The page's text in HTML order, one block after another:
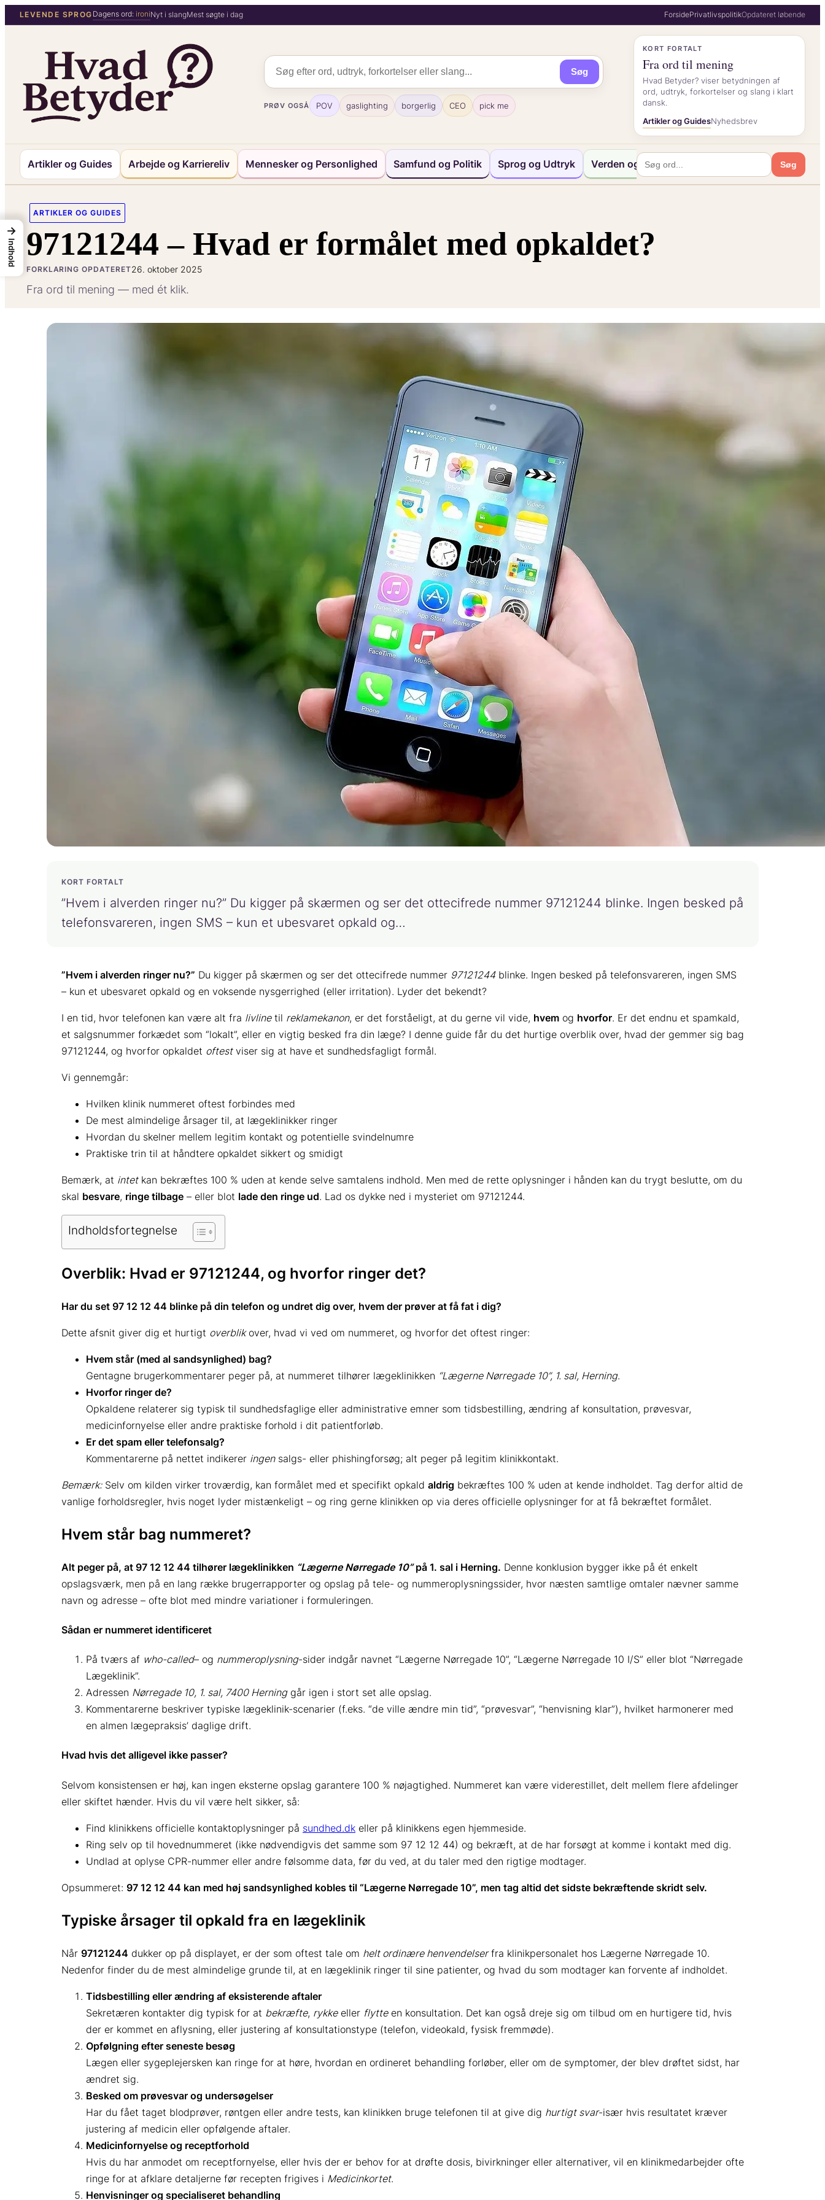
Spring
til
LEVENDE SPROG Dagens ord: ironiNyt i slangMest søgte i dag ForsidePrivatlivspolitikOpdateret løbende
Søg
PRØV OGSÅ POV gaslighting borgerlig CEO pick me
KORT FORTALT
Fra ord til mening
Hvad Betyder? viser betydningen af
ord, udtryk, forkortelser og slang i klart
dansk.
Artikler og GuidesNyhedsbrev
Artikler og Guides Arbejde og Karriereliv Mennesker og Personlighed Samfund og Politik Sprog og Udtryk Verden og Kultur Søg
ARTIKLER OG GUIDES
97121244 – Hvad er formålet med opkaldet?
FORKLARING OPDATERET26. oktober 2025
Fra ord til mening — med ét klik.
KORT FORTALT
”Hvem i alverden ringer nu?” Du kigger på skærmen og ser det ottecifrede nummer 97121244 blinke. Ingen besked på
telefonsvareren, ingen SMS – kun et ubesvaret opkald og…
”Hvem i alverden ringer nu?” Du kigger på skærmen og ser det ottecifrede nummer 97121244blinke. Ingen besked på telefonsvareren, ingen SMS
– kun et ubesvaret opkald og en voksende nysgerrighed (eller irritation). Lyder det bekendt?
I en tid, hvor telefonen kan være alt fra livlinetil reklamekanon, er det forståeligt, at du gerne vil vide, hvem og hvorfor. Er det endnu et spamkald,
et salgsnummer forkædet som “lokalt”, eller en vigtig besked fra din læge? I denne guide får du det hurtige overblik over, hvad der gemmer sig bag
97121244, og hvorfor opkaldet oftestviser sig at have et sundhedsfagligt formål.
Vi gennemgår:
Hvilken klinik nummeret oftest forbindes med
De mest almindelige årsager til, at lægeklinikker ringer
Hvordan du skelner mellem legitim kontakt og potentielle svindelnumre
Praktiske trin til at håndtere opkaldet sikkert og smidigt
Bemærk, at intetkan bekræftes 100 % uden at kende selve samtalens indhold. Men med de rette oplysninger i hånden kan du trygt beslutte, om du
skal besvare, ringe tilbage – eller blot lade den ringe ud. Lad os dykke ned i mysteriet om 97121244.
Indholdsfortegnelse
Overblik: Hvad er 97121244, og hvorfor ringer det?
Har du set 97 12 12 44 blinke på din telefon og undret dig over, hvem der prøver at få fat i dig?
Dette afsnit giver dig et hurtigt overblikover, hvad vi ved om nummeret, og hvorfor det oftest ringer:
Hvem står (med al sandsynlighed) bag?
Gentagne brugerkommentarer peger på, at nummeret tilhører lægeklinikken “Lægerne Nørregade 10”, 1. sal, Herning.
Hvorfor ringer de?
Opkaldene relaterer sig typisk til sundheds­faglige eller administrative emner som tidsbestilling, ændring af konsultation, prøvesvar,
medicinfornyelse eller andre praktiske forhold i dit patientforløb.
Er det spam eller telefonsalg?
Kommentarerne på nettet indikerer ingensalgs- eller phishing­forsøg; alt peger på legitim klinik­kontakt.
Bemærk:Selv om kilden virker troværdig, kan formålet med et specifikt opkald aldrig bekræftes 100 % uden at kende indholdet. Tag derfor altid de
vanlige forholdsregler, hvis noget lyder mistænkeligt – og ring gerne klinikken op via deres officielle oplysninger for at få bekræftet formålet.
Hvem står bag nummeret?
Alt peger på, at 97 12 12 44 tilhører lægeklinikken “Lægerne Nørregade 10”på 1. sal i Herning. Denne konklusion bygger ikke på ét enkelt
opslagsværk, men på en lang række brugerrapporter og opslag på tele- og nummeroplysningssider, hvor næsten samtlige omtaler nævner samme
navn og adresse – ofte blot med mindre variationer i formuleringen.
Sådan er nummeret identificeret
På tværs af who-called– og nummeroplysning-sider indgår navnet “Lægerne Nørregade 10”, “Lægerne Nørregade 10 I/S” eller blot “Nørregade
Lægeklinik”.
Adressen Nørregade 10, 1. sal, 7400 Herninggår igen i stort set alle opslag.
Kommentarerne beskriver typiske lægeklinik-scenarier (f.eks. “de ville ændre min tid”, “prøvesvar”, “henvisning klar”), hvilket harmonerer med
en almen lægepraksis’ daglige drift.
Hvad hvis det alligevel ikke passer?
Selvom konsistensen er høj, kan ingen eksterne opslag garantere 100 % nøjagtighed. Nummeret kan være viderestillet, delt mellem flere afdelinger
eller skiftet hænder. Hvis du vil være helt sikker, så:
Find klinikkens officielle kontaktoplysninger på sundhed.dk eller på klinikkens egen hjemmeside.
Ring selv op til hovednummeret (ikke nødvendigvis det samme som 97 12 12 44) og bekræft, at de har forsøgt at komme i kontakt med dig.
Undlad at oplyse CPR-nummer eller andre følsomme data, før du ved, at du taler med den rigtige modtager.
Opsummeret: 97 12 12 44 kan med høj sandsynlighed kobles til “Lægerne Nørregade 10”, men tag altid det sidste bekræftende skridt selv.
Typiske årsager til opkald fra en lægeklinik
Når 97121244 dukker op på displayet, er der som oftest tale om helt ordinære henvendelserfra klinikpersonalet hos Lægerne Nørregade 10.
Nedenfor finder du de mest almindelige grunde til, at en lægeklinik ringer til sine patienter, og hvad du som modtager kan forvente af indholdet.
Tidsbestilling eller ændring af eksisterende aftaler
Sekretæren kontakter dig typisk for at bekræfte, rykkeeller flytteen konsultation. Det kan også dreje sig om tilbud om en hurtigere tid, hvis
der er kommet en aflysning, eller justering af konsultationstype (telefon, videokald, fysisk fremmøde).
Opfølgning efter seneste besøg
Lægen eller sygeplejersken kan ringe for at høre, hvordan en ordineret behandling forløber, eller om de symptomer, der blev drøftet sidst, har
ændret sig.
Besked om prøvesvar og undersøgelser
Har du fået taget blodprøver, røntgen eller andre tests, kan klinikken bruge telefonen til at give dig hurtigt svar-især hvis resultatet kræver
justering af medicin eller opfølgende aftaler.
Medicinfornyelse og receptforhold
Hvis du har anmodet om receptfornyelse, eller hvis der er behov for at drøfte dosis, bivirkninger eller alternativer, vil en klinikmedarbejder ofte
ringe for at afklare detaljerne før recepten frigives i Medicinkortet.
Henvisninger og specialiseret behandling
→
Indhold